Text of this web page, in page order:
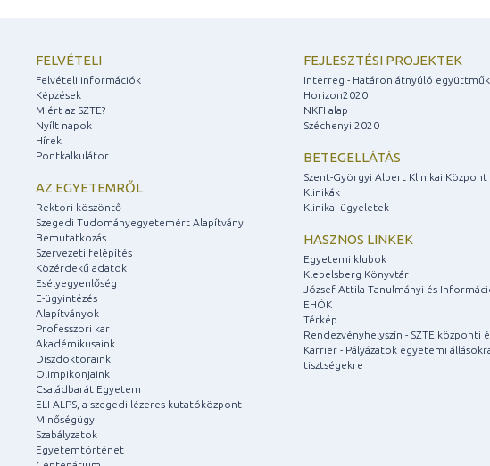
FELVÉTELI
Felvételi információk
Képzések
Miért az SZTE?
Nyílt napok
Hírek
Pontkalkulátor
AZ EGYETEMRŐL
Rektori köszöntő
Szegedi Tudományegyetemért Alapítvány
Bemutatkozás
Szervezeti felépítés
Közérdekű adatok
Esélyegyenlőség
E-ügyintézés
Alapítványok
Professzori kar
Akadémikusaink
Díszdoktoraink
Olimpikonjaink
Családbarát Egyetem
ELI-ALPS, a szegedi lézeres kutatóközpont
Minőségügy
Szabályzatok
Egyetemtörténet
FEJLESZTÉSI PROJEKTEK
Interreg - Határon átnyúló
Horizon2020
NKFI alap
Széchenyi 2020
BETEGELLÁTÁS
Szent-Györgyi Albert Klinikai Központ
Klinikák
Klinikai ügyeletek
HASZNOS LINKEK
Egyetemi klubok
Klebelsberg Könyvtár
József Attila Tanulmányi és
EHÖK
Térkép
Rendezvényhelyszín - SZTE központi
Karrier - Pályázatok egyetemi
tisztségekre